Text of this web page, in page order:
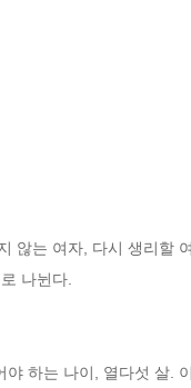
않는 여자, 다시 생리할
나뉜다.
야 하는 나이, 열다섯 살.